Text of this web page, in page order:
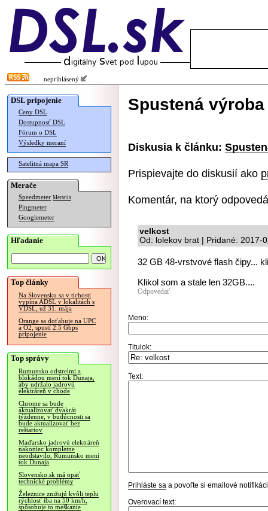
neprihlásený
DSL pripojenie
Ceny DSL
Dostupnosť DSL
Fórum o DSL
Výsledky meraní
Satelitná mapa SR
Merače
Speedmeter Merania
Pingmeter
Googlemeter
Hľadanie
Top články
Na Slovensku sa v tichosti
vypína ADSL v lokalitách s
VDSL, už 31. mája
Orange sa doťahuje na UPC
a O2, spustí 2.5 Gbps
pripojenie
Top správy
Rumunsko odstrelmi a
blokádou mení tok Dunaja,
aby udržalo jadrovú
elektráreň v chode
Chrome sa bude
aktualizovať dvakrát
týždenne, v budúcnosti sa
bude aktualizovať bez
reštartov
Maďarsko jadrovú elektráreň
nakoniec kompletne
neodstavilo, Rumunsko mení
tok Dunaja
Slovensko.sk má opäť
technické problémy
Železnice znižujú kvôli teplu
rýchlosť iba na 50 km/h,
spôsobuje to meškanie
Spustená
Diskusia k článku:
Prispievajte do diskusií ako
Komentár, na ktorý
velkost
Od: lolekov brat | Pridané: 2017-
32 GB 48-vrstvové flash čipy...
Klikol som a stale len 32GB....
Odpovedať
Meno:
Titulok:
Text:
Prihláste sa a povoľte si emailové
Overovací text: